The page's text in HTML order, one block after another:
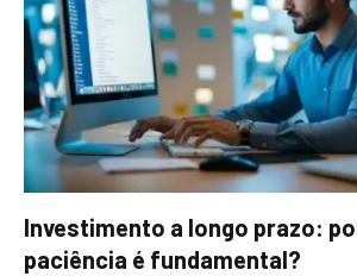
Investimento a longo prazo:
paciência é fundamental?